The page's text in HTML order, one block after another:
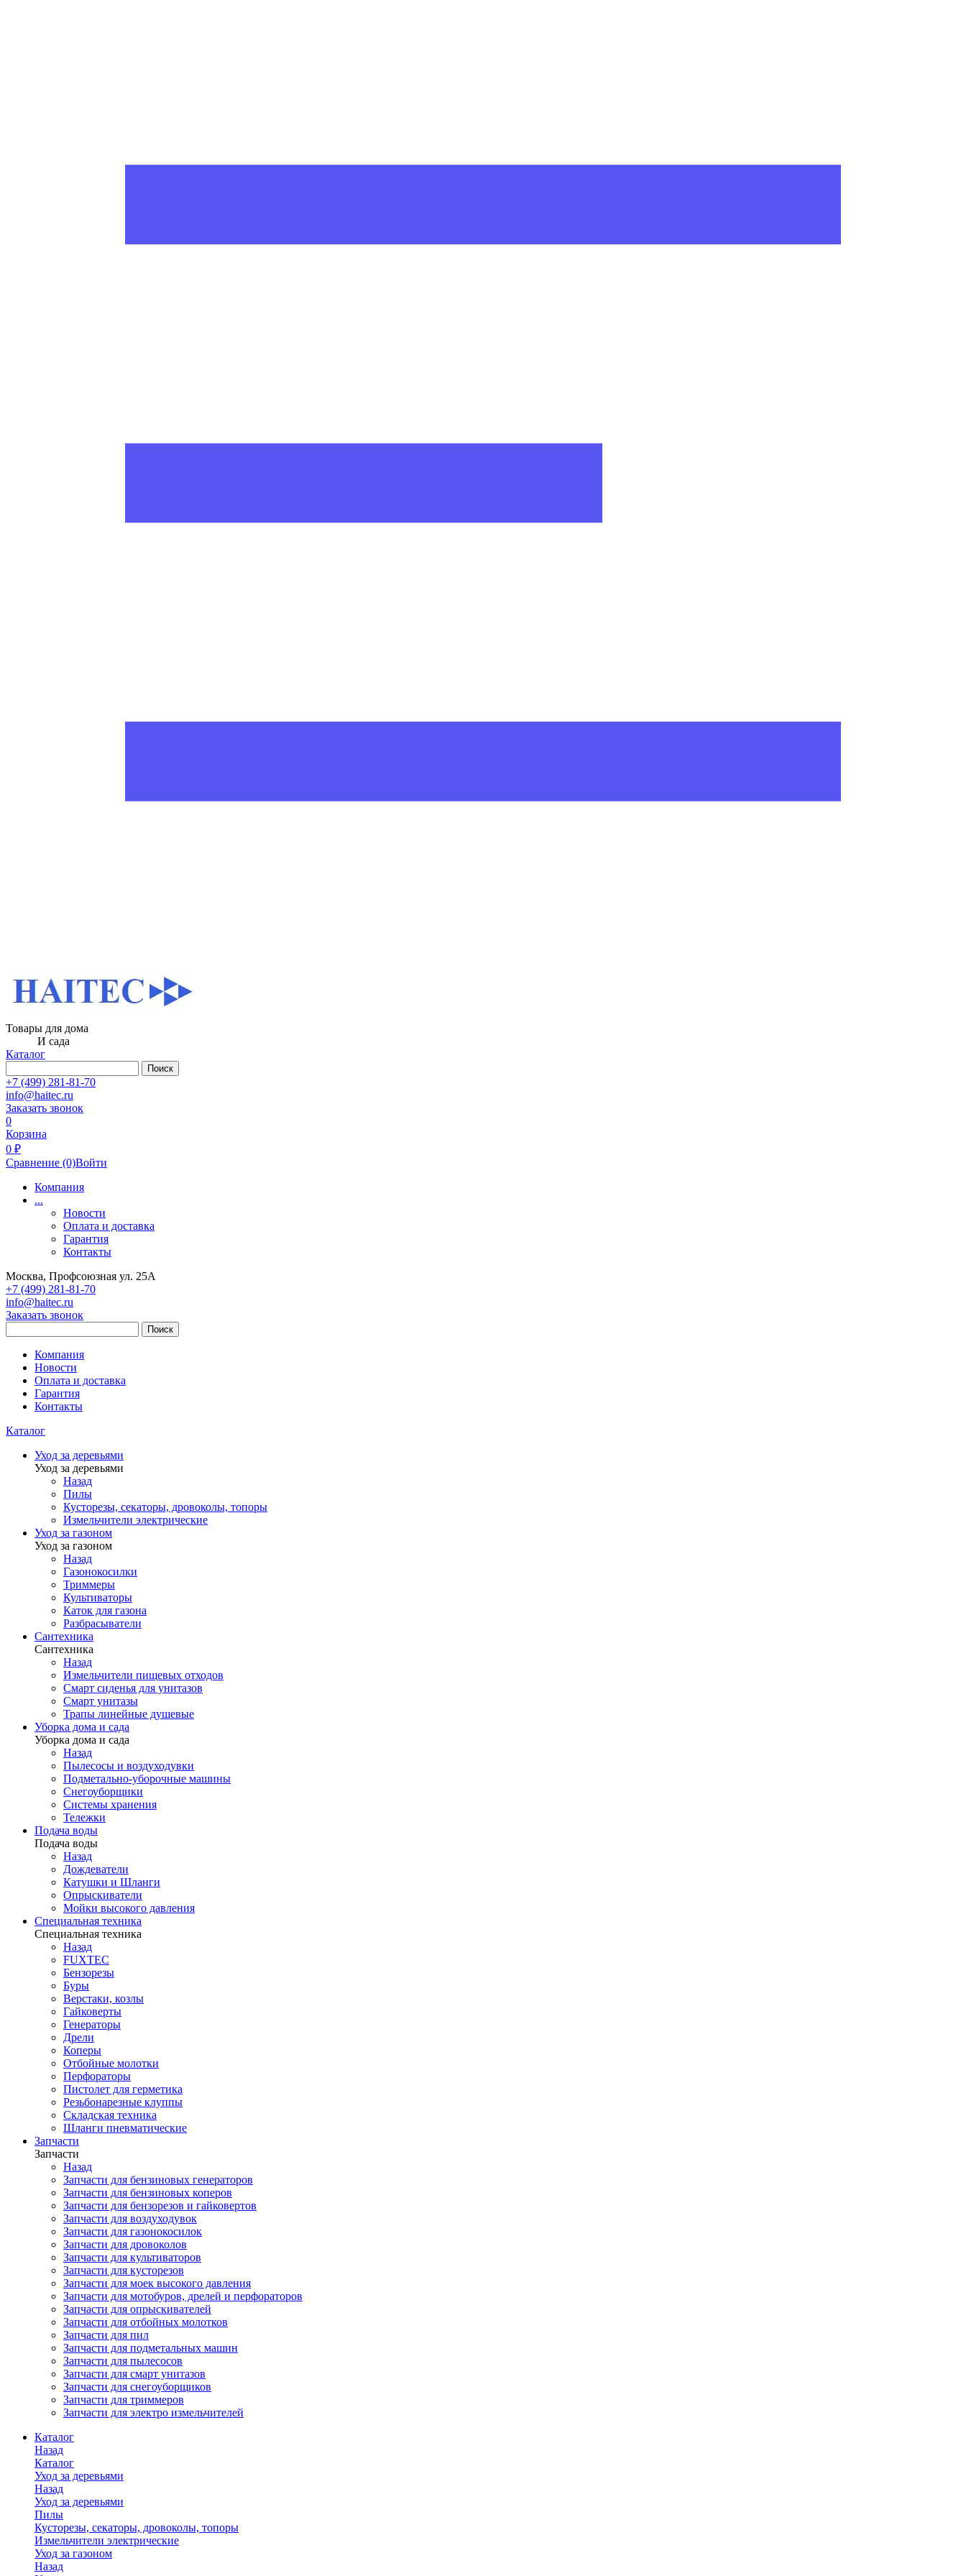
Товары для дома
И сада
Каталог
Поиск
+7 (499) 281-81-70
info@haitec.ru
Заказать звонок
0
Корзина
0 ₽
Сравнение (0)Войти
Компания
...
Новости
Оплата и доставка
Гарантия
Контакты
Москва, Профсоюзная ул. 25А
+7 (499) 281-81-70
info@haitec.ru
Заказать звонок
Поиск
Компания
Новости
Оплата и доставка
Гарантия
Контакты
Каталог
Уход за деревьями
Уход за деревьями
Назад
Пилы
Кусторезы, секаторы, дровоколы, топоры
Измельчители электрические
Уход за газоном
Уход за газоном
Назад
Газонокосилки
Триммеры
Культиваторы
Каток для газона
Разбрасыватели
Сантехника
Сантехника
Назад
Измельчители пищевых отходов
Смарт сиденья для унитазов
Смарт унитазы
Трапы линейные душевые
Уборка дома и сада
Уборка дома и сада
Назад
Пылесосы и воздуходувки
Подметально-уборочные машины
Снегоуборщики
Системы хранения
Тележки
Подача воды
Подача воды
Назад
Дождеватели
Катушки и Шланги
Опрыскиватели
Мойки высокого давления
Специальная техника
Специальная техника
Назад
FUXTEC
Бензорезы
Буры
Верстаки, козлы
Гайковерты
Генераторы
Дрели
Коперы
Отбойные молотки
Перфораторы
Пистолет для герметика
Резьбонарезные клуппы
Складская техника
Шланги пневматические
Запчасти
Запчасти
Назад
Запчасти для бензиновых генераторов
Запчасти для бензиновых коперов
Запчасти для бензорезов и гайковертов
Запчасти для воздуходувок
Запчасти для газонокосилок
Запчасти для дровоколов
Запчасти для культиваторов
Запчасти для кусторезов
Запчасти для моек высокого давления
Запчасти для мотобуров, дрелей и перфораторов
Запчасти для опрыскивателей
Запчасти для отбойных молотков
Запчасти для пил
Запчасти для подметальных машин
Запчасти для пылесосов
Запчасти для смарт унитазов
Запчасти для снегоуборщиков
Запчасти для триммеров
Запчасти для электро измельчителей
Каталог
Назад
Каталог
Уход за деревьями
Назад
Уход за деревьями
Пилы
Кусторезы, секаторы, дровоколы, топоры
Измельчители электрические
Уход за газоном
Назад